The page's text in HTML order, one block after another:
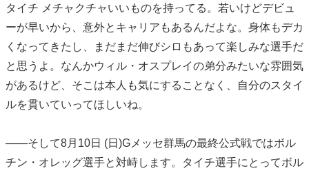
タイチ メチャクチャいいものを持ってる。若いけどデビュ
ーが早いから、意外とキャリアもあるんだよな。身体もデカ
くなってきたし、まだまだ伸びシロもあって楽しみな選手だ
と思うよ。なんかウィル・オスプレイの弟分みたいな雰囲気
があるけど、そこは本人も気にすることなく、自分のスタイ
ルを貫いていってほしいね。
――そして8月10日 (日)Gメッセ群馬の最終公式戦ではボル
チン・オレッグ選手と対峙します。タイチ選手にとってボル